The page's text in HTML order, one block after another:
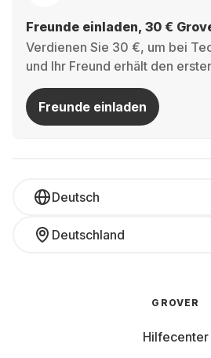
Freunde einladen, 30 €
Verdienen Sie 30 €, um bei
und Ihr Freund erhält den
Freunde einladen
Deutsch
Deutschland
GROVER
Hilfecenter